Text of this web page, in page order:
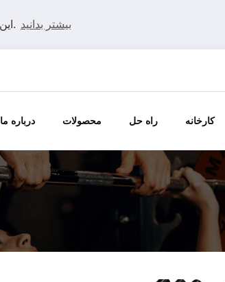
این وب‌سایت از کوکی‌ها استفاده می‌کند تا بهترین تجربه را در وب‌سایت ما داشته باشید. بیشتر بدانید
درباره ما محصولات راه حل کارخانه